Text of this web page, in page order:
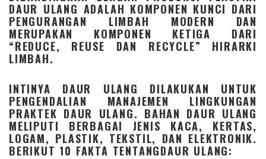
DAUR ULANG ADALAH KOMPONEN KUNCI DARI
PENGURANGAN LIMBAH MODERN DAN
MERUPAKAN KOMPONEN KETIGA DARI
“REDUCE, REUSE DAN RECYCLE” HIRARKI
LIMBAH.
INTINYA DAUR ULANG DILAKUKAN UNTUK
PENGENDALIAN MANAJEMEN LINGKUNGAN
PRAKTEK DAUR ULANG. BAHAN DAUR ULANG
MELIPUTI BERBAGAI JENIS KACA, KERTAS,
LOGAM, PLASTIK, TEKSTIL, DAN ELEKTRONIK.
BERIKUT 10 FAKTA TENTANGDAUR ULANG: